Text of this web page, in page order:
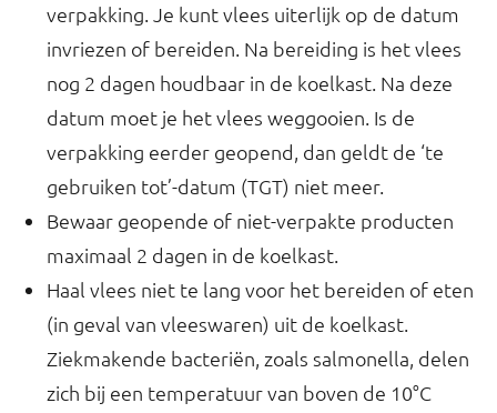
verpakking. Je kunt vlees uiterlijk op de datum
invriezen of bereiden. Na bereiding is het vlees
nog 2 dagen houdbaar in de koelkast. Na deze
datum moet je het vlees weggooien. Is de
verpakking eerder geopend, dan geldt de ‘te
gebruiken tot’-datum (TGT) niet meer.
Bewaar geopende of niet-verpakte producten
maximaal 2 dagen in de koelkast.
Haal vlees niet te lang voor het bereiden of eten
(in geval van vleeswaren) uit de koelkast.
Ziekmakende bacteriën, zoals salmonella, delen
zich bij een temperatuur van boven de 10°C